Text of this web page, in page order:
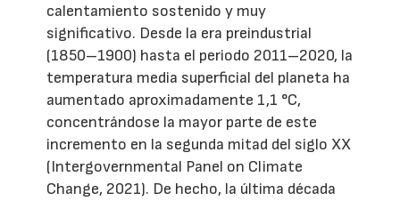
calentamiento sostenido y muy
significativo. Desde la era preindustrial
(1850–1900) hasta el periodo 2011–2020, la
temperatura media superficial del planeta ha
aumentado aproximadamente 1,1 °C,
concentrándose la mayor parte de este
incremento en la segunda mitad del siglo XX
(Intergovernmental Panel on Climate
Change, 2021). De hecho, la última década